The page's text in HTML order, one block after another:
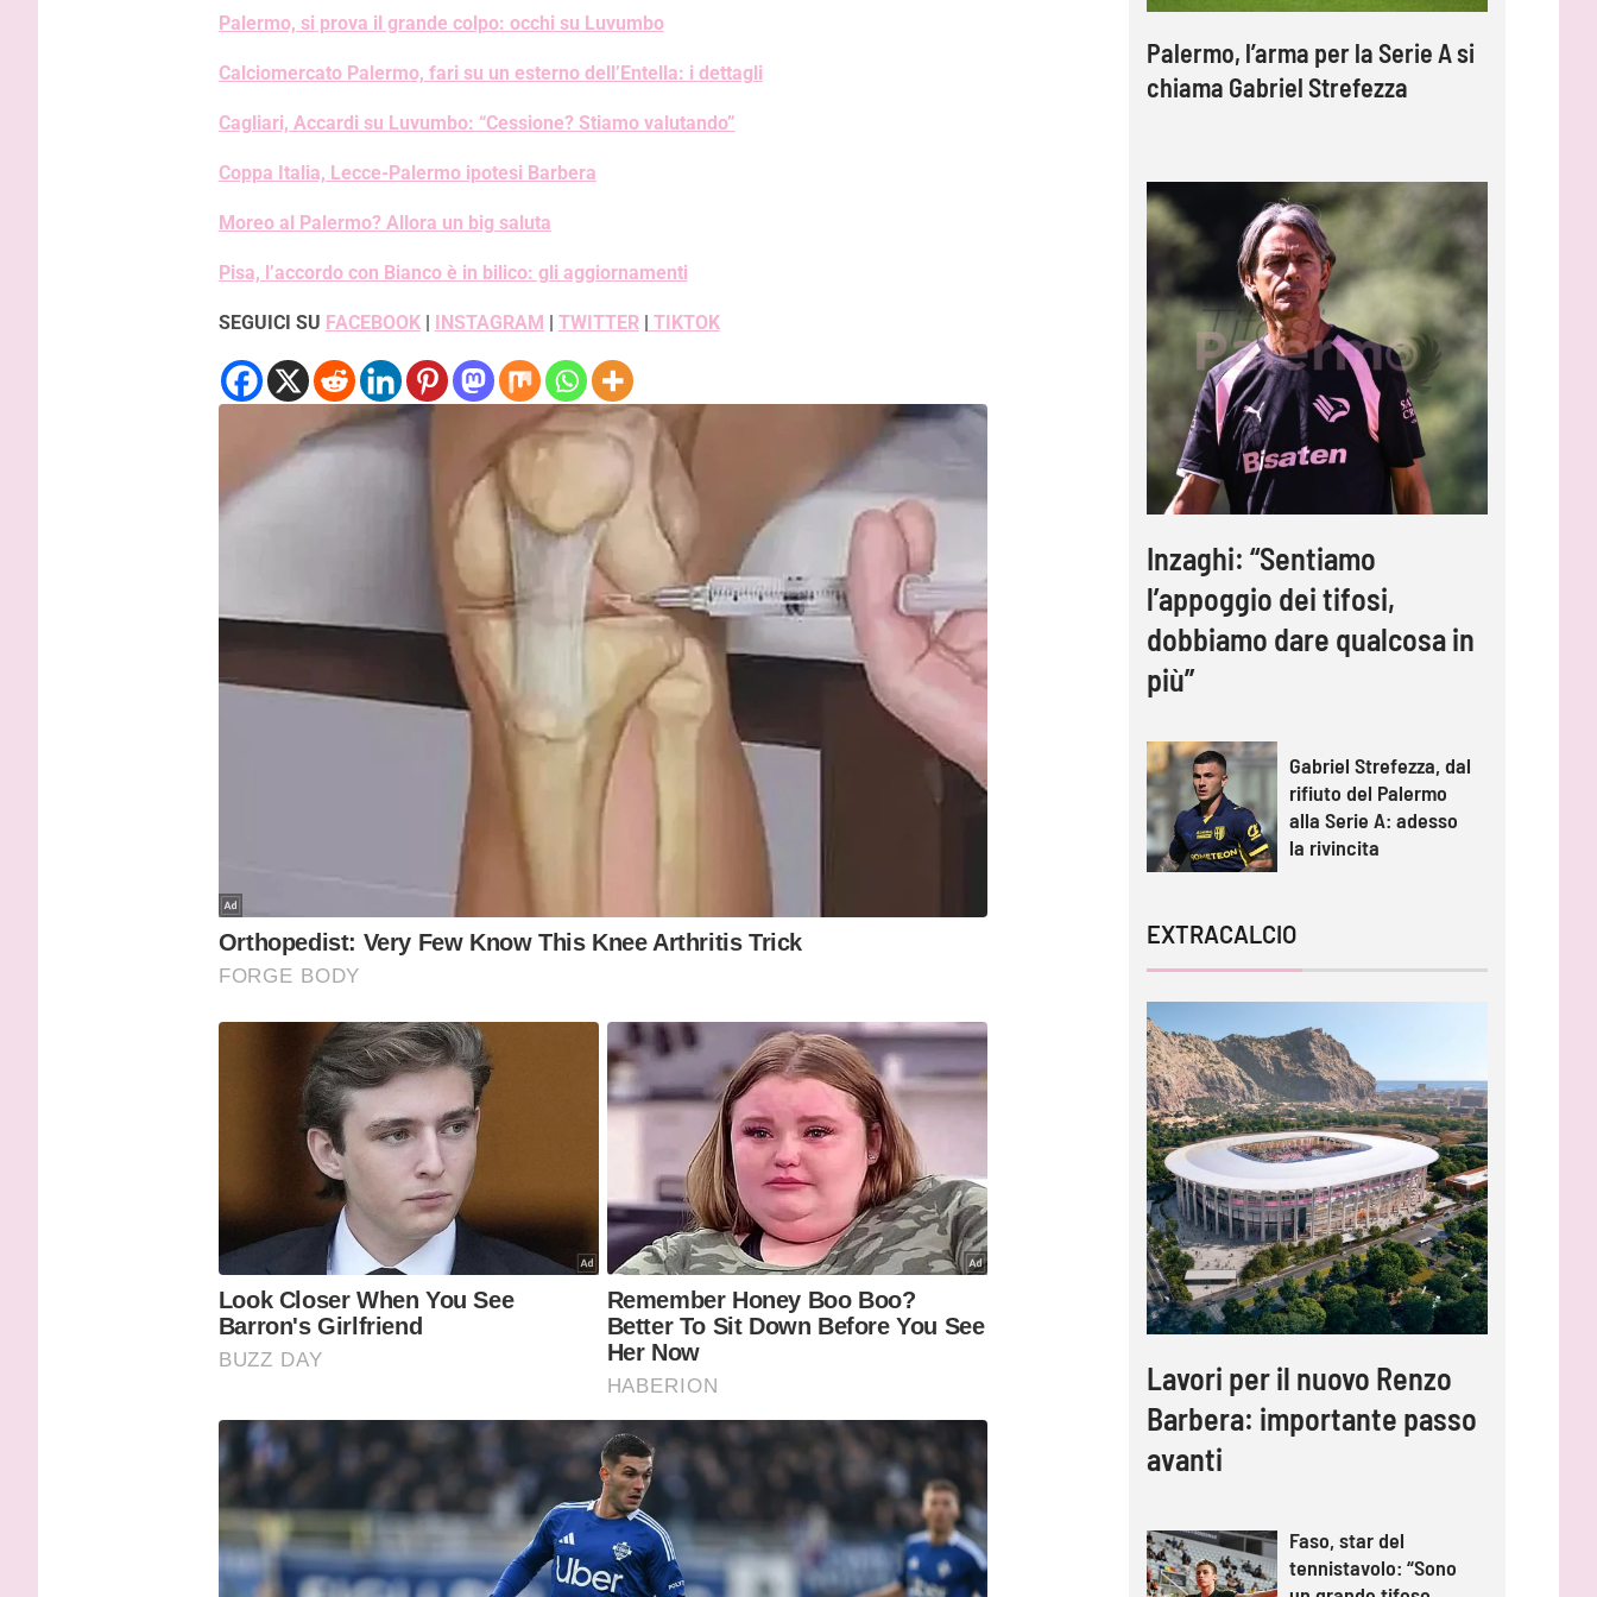
Palermo, si prova il grande colpo: occhi su Luvumbo
Calciomercato Palermo, fari su un esterno dell’Entella: i dettagli
Cagliari, Accardi su Luvumbo: “Cessione? Stiamo valutando”
Coppa Italia, Lecce-Palermo ipotesi Barbera
Moreo al Palermo? Allora un big saluta
Pisa, l’accordo con Bianco è in bilico: gli aggiornamenti
SEGUICI SU FACEBOOK| INSTAGRAM | TWITTER| TIKTOK
Palermo, l’arma per la Serie A si
chiama Gabriel Strefezza
Inzaghi: “Sentiamo
l’appoggio dei tifosi,
dobbiamo dare qualcosa in
più”
Gabriel Strefezza, dal
rifiuto del Palermo
alla Serie A: adesso
la rivincita
EXTRACALCIO
Lavori per il nuovo Renzo
Barbera: importante passo
avanti
Faso, star del
tennistavolo: “Sono